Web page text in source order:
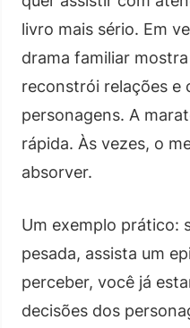
livro mais sério. Em
drama familiar
reconstrói relações e
personagens. A
rápida. Às vezes, o
absorver.
Um exemplo prático:
pesada, assista um
perceber, você já
decisões dos